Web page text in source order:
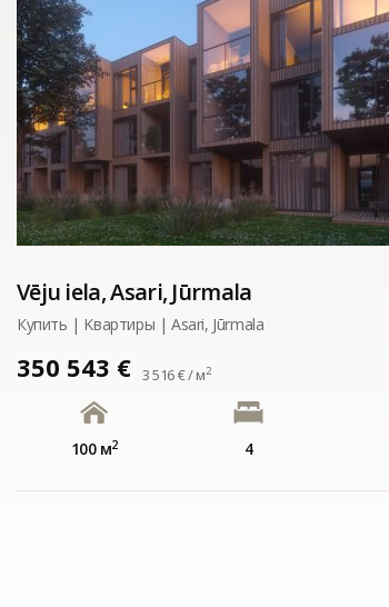
Vēju iela, Asari, Jūrmala
Купить | Kвартиры | Asari, Jūrmala
350 543 € 3 516 € / м2
100 м2 4